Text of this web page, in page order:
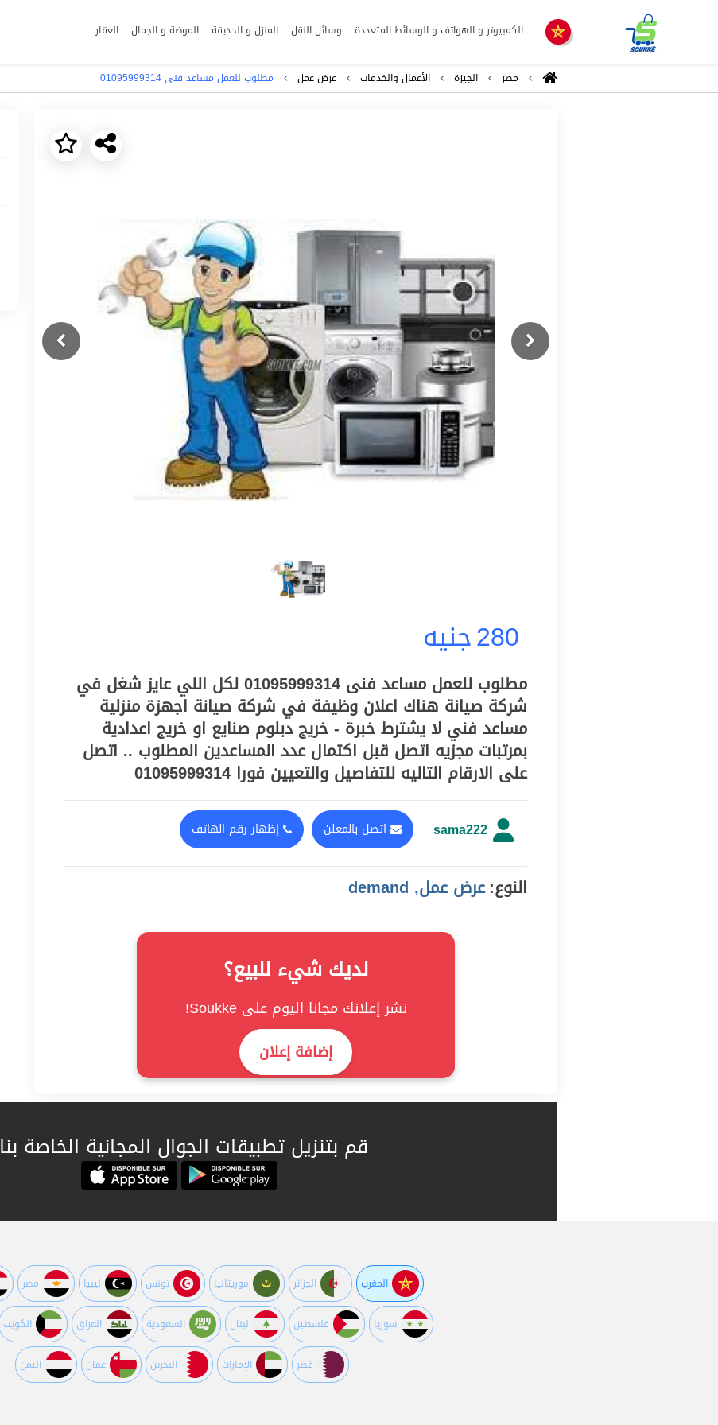
الكمبيوتر و الهواتف و الوسائط المتعددة وسائل النقل المنزل و الحديقة الموضة و الجمال العقار
مصر الجيزة اﻷعمال والخدمات عرض عمل مطلوب للعمل مساعد فنى 01095999314
Previous
Next
280جنيه
مطلوب للعمل مساعد فنى 01095999314 لكل اللي عايز شغل في
شركة صيانة هناك اعلان وظيفة في شركة صيانة اجهزة منزلية
مساعد فني لا يشترط خبرة - خريج دبلوم صنايع او خريج اعدادية
بمرتبات مجزيه اتصل قبل اكتمال عدد المساعدين المطلوب .. اتصل
على الارقام التاليه للتفاصيل والتعيين فورا 01095999314
sama222 اتصل بالمعلن إظهار رقم الهاتف
النوع:عرض عمل, demand
لديك شيء للبيع؟
نشر إعلانك مجانا اليوم على Soukke!
إضافة إعلان
قم بتنزيل تطبيقات الجوال المجانية الخاصة بنا
المغرب الجزائر موريتانيا تونس ليبيا مصر
سوريا فلسطين لبنان السعودية العراق الكويت
قطر اﻹمارات البحرين عمان اليمن